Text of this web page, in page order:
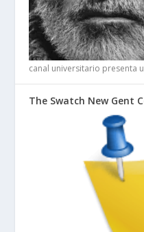
canal universitario presenta
The Swatch New Gent